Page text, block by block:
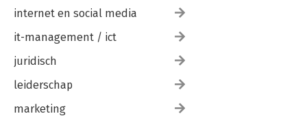
internet en social media
it-management / ict
juridisch
leiderschap
marketing